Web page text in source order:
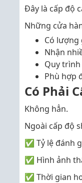
Đây là cấp độ
Những cửa
Có lượng
Nhận
Quy
Phù hợp
Có Phải
Không hẳn.
Ngoài cấp độ
✅ Tỷ lệ đánh
✅ Hình ảnh
✅ Thời gian